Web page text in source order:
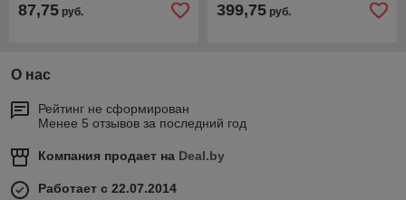
87,75 руб. 399,75 руб.
О нас
Рейтинг не сформирован
Менее 5 отзывов за последний год
Компания продает на Deal.by
Работает с 22.07.2014